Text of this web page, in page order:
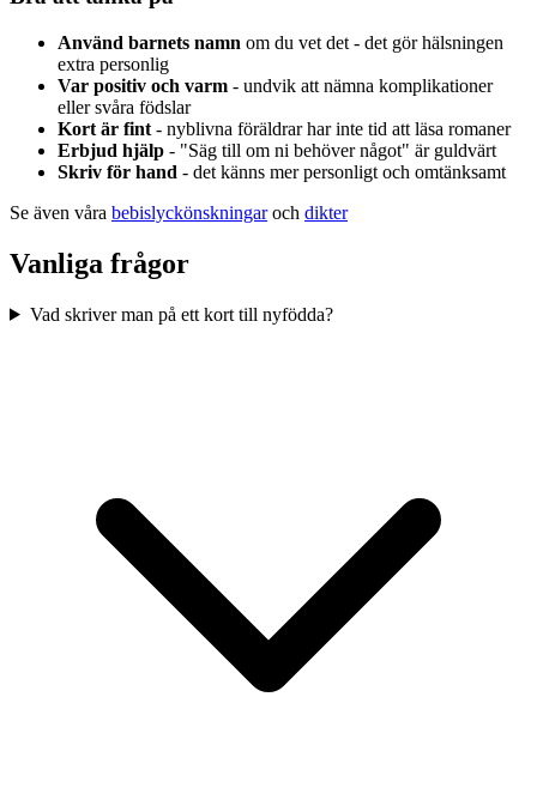
Använd barnets namn om du vet det - det gör hälsningen
extra personlig
Var positiv och varm - undvik att nämna komplikationer
eller svåra födslar
Kort är fint - nyblivna föräldrar har inte tid att läsa romaner
Erbjud hjälp - "Säg till om ni behöver något" är guldvärt
Skriv för hand - det känns mer personligt och omtänksamt
Se även våra bebislyckönskningaroch dikter
Vanliga frågor
Vad skriver man på ett kort till nyfödda?